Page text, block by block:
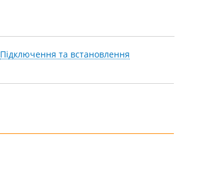
Підключення та встановлення